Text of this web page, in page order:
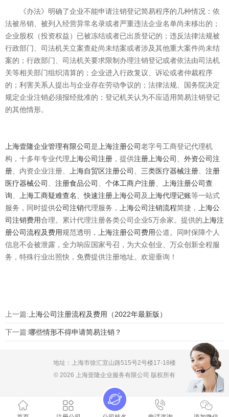
《办法》明确了企业不能申请注销登记简易程序的几种情况：依
法被吊销、被列入经营异常名录或者严重违法企业名单尚未移出的；
企业股权（投资权益）已被冻结或者已出质登记的；违反法律法规被
行政部门、司法机关立案查处尚未结案或者涉及其他重大案件尚未结
案的；行政部门、司法机关要求限制办理注销登记或者依法由司法机
关等相关部门组织清算的；企业进入行政复议、诉讼或者仲裁程序
的；利害关系人提出与企业存在劳动争议的；法律法规、国务院决定
规定企业注销必须报经批准的；登记机关认为不应适用简易注销登记
的其他情形。
上海壹隆企业管理有限公司是 上海注册公司老字号工商登记代理机
构，十多年专业代理 上海公司注册 ，提供注册上海公司
外资公司注
册 、内资企业注册、 上海自贸区注册公司 三类医疗器械注册
注册
医疗器械公司
注册食品公司 个体工商户注册
上海注册公司查
询
上海工商疑难查名 、快速注册上海公司 及 上海代理记账等一站式
服务，同时提供公司注销代理服务， 上海公司注销流程简捷，
上海公
司注销费用合理。累计代理注册各类公司企业5万余家。提供的 上海注
册公司流程及费用规范透明， 上海注册公司费用公道。同时保障个人
信息不会被泄露，全力响应国家号召，为大众创业、万众创新全程服
务，特殊行业出照快，免费提供注册地址。欢迎垂询！
上一篇: 上海公司注册流程及费用（2022年最新版）
下一篇:哪些情形不得申请简易注销？
地址：上海市徐汇宜山路515号2号楼17-18楼
© 2026 上海壹隆企业服务有限公司 版权所有